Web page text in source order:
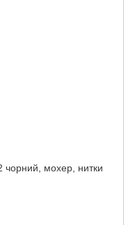
мохер, нитки